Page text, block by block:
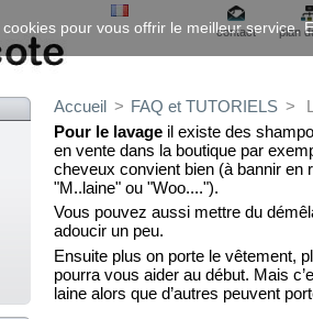
contact plan
Accueil > FAQ et TUTORIELS >
Pour le lavage il existe des
en vente dans la boutique par
cheveux convient bien (à bannir en
"M..laine" ou "Woo....").
Vous pouvez aussi mettre du
adoucir un peu.
Ensuite plus on porte le vêtement,
pourra vous aider au début. Mais
laine alors que d’autres peuvent
pour vous offrir le meilleur